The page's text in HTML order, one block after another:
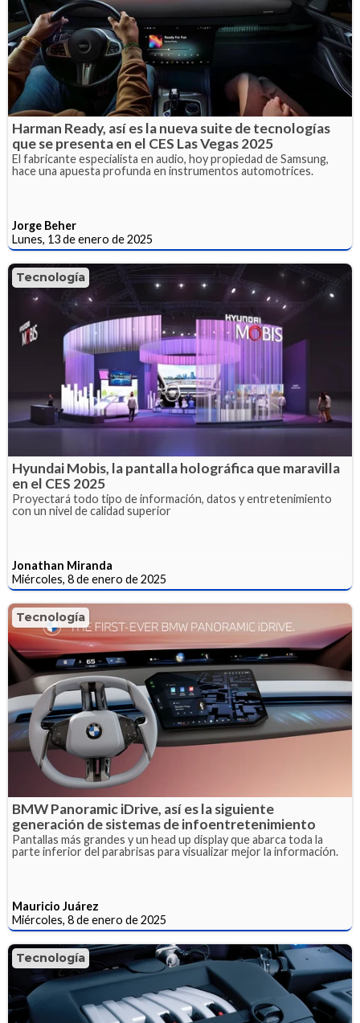
Harman Ready, así es la nueva suite de tecnologías
que se presenta en el CES Las Vegas 2025
El fabricante especialista en audio, hoy propiedad de Samsung,
hace una apuesta profunda en instrumentos automotrices.
Jorge Beher
Lunes, 13 de enero de 2025
Tecnología
Hyundai Mobis, la pantalla holográfica que maravilla
en el CES 2025
Proyectará todo tipo de información, datos y entretenimiento
con un nivel de calidad superior
Jonathan Miranda
Miércoles, 8 de enero de 2025
Tecnología
BMW Panoramic iDrive, así es la siguiente
generación de sistemas de infoentretenimiento
Pantallas más grandes y un head up display que abarca toda la
parte inferior del parabrisas para visualizar mejor la información.
Mauricio Juárez
Miércoles, 8 de enero de 2025
Tecnología